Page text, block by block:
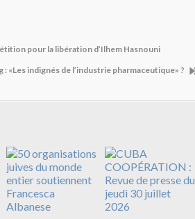
pour la libération d’Ilhem Hasnouni
«Les indignés de l’industrie pharmaceutique» ?